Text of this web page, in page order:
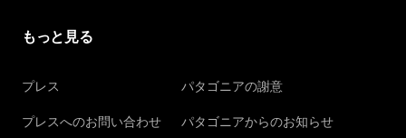
もっと見る
プレス
プレスへのお問い合わせ
パタゴニアの謝意
パタゴニアからのお知らせ